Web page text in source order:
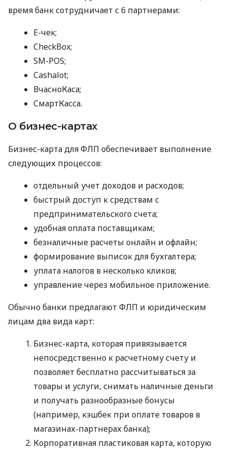
время банк сотрудничает с 6 партнерами:
E-чек;
CheckBox;
SM-POS;
Cashalot;
ВчасноКаса;
СмартКасса.
О бизнес-картах
Бизнес-карта для ФЛП обеспечивает выполнение
следующих процессов:
отдельный учет доходов и расходов;
быстрый доступ к средствам с
предпринимательского счета;
удобная оплата поставщикам;
безналичные расчеты онлайн и офлайн;
формирование выписок для бухгалтера;
уплата налогов в несколько кликов;
управление через мобильное приложение.
Обычно банки предлагают ФЛП и юридическим
лицам два вида карт:
Бизнес-карта, которая привязывается
непосредственно к расчетному счету и
позволяет бесплатно рассчитываться за
товары и услуги, снимать наличные деньги
и получать разнообразные бонусы
(например, кэшбек при оплате товаров в
магазинах-партнерах банка);
Корпоративная пластиковая карта, которую